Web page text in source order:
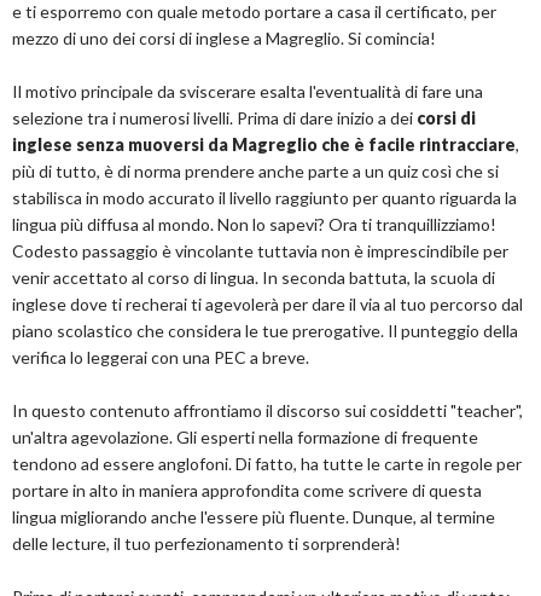
e ti esporremo con quale metodo portare a casa il certificato, per
mezzo di uno dei corsi di inglese a Magreglio. Si comincia!
Il motivo principale da sviscerare esalta l'eventualità di fare una
selezione tra i numerosi livelli. Prima di dare inizio a dei corsi di
inglese senza muoversi da Magreglio che è facile rintracciare,
più di tutto, è di norma prendere anche parte a un quiz così che si
stabilisca in modo accurato il livello raggiunto per quanto riguarda la
lingua più diffusa al mondo. Non lo sapevi? Ora ti tranquillizziamo!
Codesto passaggio è vincolante tuttavia non è imprescindibile per
venir accettato al corso di lingua. In seconda battuta, la scuola di
inglese dove ti recherai ti agevolerà per dare il via al tuo percorso dal
piano scolastico che considera le tue prerogative. Il punteggio della
verifica lo leggerai con una PEC a breve.
In questo contenuto affrontiamo il discorso sui cosiddetti "teacher",
un'altra agevolazione. Gli esperti nella formazione di frequente
tendono ad essere anglofoni. Di fatto, ha tutte le carte in regole per
portare in alto in maniera approfondita come scrivere di questa
lingua migliorando anche l'essere più fluente. Dunque, al termine
delle lecture, il tuo perfezionamento ti sorprenderà!